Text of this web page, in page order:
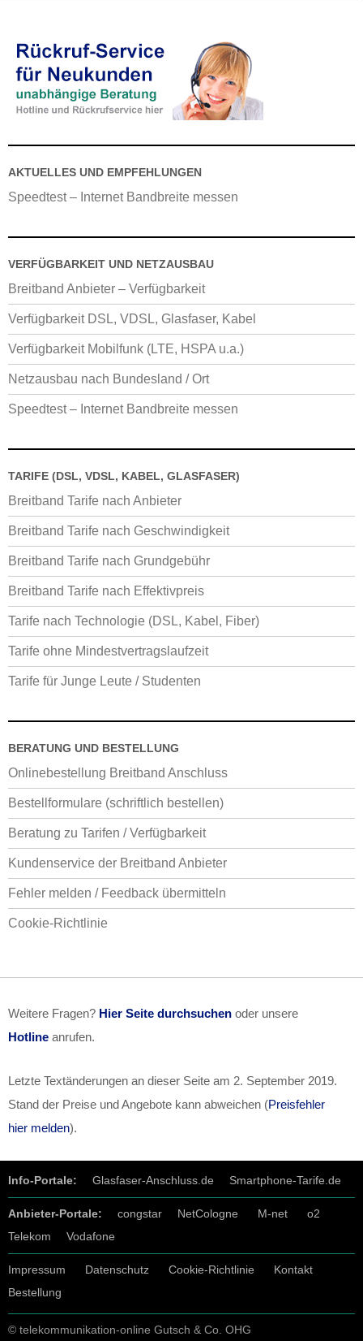
AKTUELLES UND EMPFEHLUNGEN
Speedtest – Internet Bandbreite messen
VERFÜGBARKEIT UND NETZAUSBAU
Breitband Anbieter – Verfügbarkeit
Verfügbarkeit DSL, VDSL, Glasfaser, Kabel
Verfügbarkeit Mobilfunk (LTE, HSPA u.a.)
Netzausbau nach Bundesland / Ort
Speedtest – Internet Bandbreite messen
TARIFE (DSL, VDSL, KABEL, GLASFASER)
Breitband Tarife nach Anbieter
Breitband Tarife nach Geschwindigkeit
Breitband Tarife nach Grundgebühr
Breitband Tarife nach Effektivpreis
Tarife nach Technologie (DSL, Kabel, Fiber)
Tarife ohne Mindestvertragslaufzeit
Tarife für Junge Leute / Studenten
BERATUNG UND BESTELLUNG
Onlinebestellung Breitband Anschluss
Bestellformulare (schriftlich bestellen)
Beratung zu Tarifen / Verfügbarkeit
Kundenservice der Breitband Anbieter
Fehler melden / Feedback übermitteln
Cookie-Richtlinie
Weitere Fragen? Hier Seite durchsuchen oder unsere
Hotline anrufen.
Letzte Textänderungen an dieser Seite am 2. September 2019.
Stand der Preise und Angebote kann abweichen (Preisfehler
hier melden).
Info-Portale: Glasfaser-Anschluss.de Smartphone-Tarife.de
Anbieter-Portale: congstar NetCologne M-net
o2
Telekom
Vodafone
Impressum Datenschutz Cookie-Richtlinie
Kontakt
Bestellung
© telekommunikation-online Gutsch & Co. OHG